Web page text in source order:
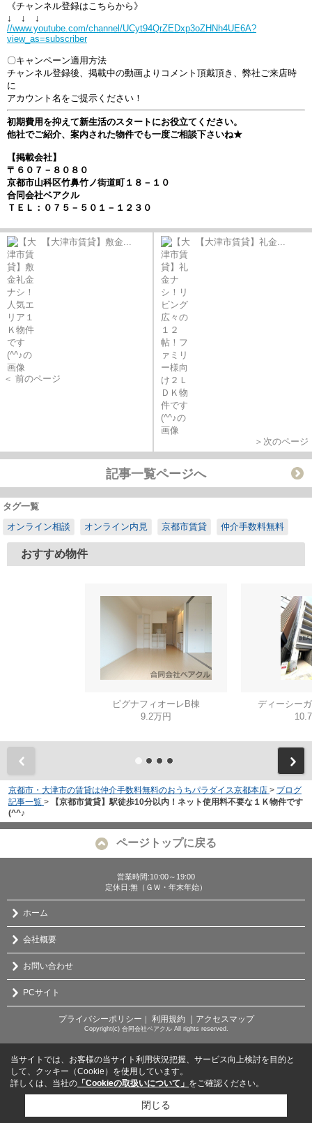
《チャンネル登録はこちらから》
↓ ↓ ↓
//www.youtube.com/channel/UCyt94QrZEDxp3oZHNh4UE6A?
view_as=subscriber
〇キャンペーン適用方法
チャンネル登録後、掲載中の動画よりコメント頂戴頂き、弊社ご来店時
に
アカウント名をご提示ください！
初期費用を抑えて新生活のスタートにお役立てください。
他社でご紹介、案内された物件でも一度ご相談下さいね★
【掲載会社】
〒６０７－８０８０
京都市山科区竹鼻竹ノ街道町１８－１０
合同会社ベアクル
ＴＥＬ：０７５－５０１－１２３０
【大津市賃貸】敷金...
＜ 前のページ
【大津市賃貸】礼金...
＞次のページ
記事一覧ページへ
タグ一覧
オンライン相談
オンライン内見 京都市賃貸 仲介手数料無料
おすすめ物件
ピグナフィオーレB棟
9.2万円
ディーシー
京都市・大津市の賃貸は仲介手数料無料のおうちパラダイス京都本店 > ブログ
記事一覧 >
【京都市賃貸】駅徒歩10分以内！ネット使用料不要な１Ｋ物件です
(^^♪
ページトップに戻る
営業時間:10:00～19:00
定休日:無（ＧＷ・年末年始）
ホーム
会社概要
お問い合わせ
PCサイト
プライバシーポリシー ｜ 利用規約 ｜アクセスマップ
Copyright(c) 合同会社ベアクル All rights reserved.
当サイトでは、お客様の当サイト利用状況把握、サービス向上検討を目的と
して、クッキー（Cookie）を使用しています。
詳しくは、当社の 「Cookieの取扱いについて」 をご確認ください。
閉じる